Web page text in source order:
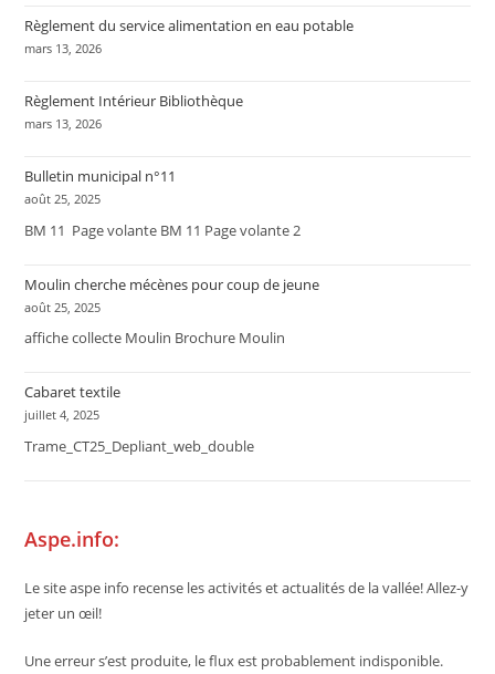
Règlement du service alimentation en eau potable
mars 13, 2026
Règlement Intérieur Bibliothèque
mars 13, 2026
Bulletin municipal n°11
août 25, 2025
BM 11 Page volante BM 11 Page volante 2
Moulin cherche mécènes pour coup de jeune
août 25, 2025
affiche collecte Moulin Brochure Moulin
Cabaret textile
juillet 4, 2025
Trame_CT25_Depliant_web_double
Aspe.info:
Le site aspe info recense les activités et actualités de la vallée! Allez-y
jeter un œil!
Une erreur s’est produite, le flux est probablement indisponible.